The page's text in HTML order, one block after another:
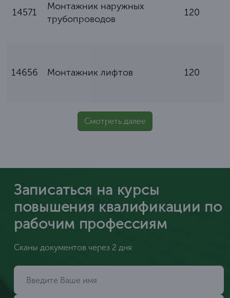
14571
Монтажник наружных
трубопроводов
120
14656 Монтажник лифтов 120
Смотреть далее
Записаться на курсы
повышения квалификации по
рабочим профессиям
Сканы документов через 2 дня